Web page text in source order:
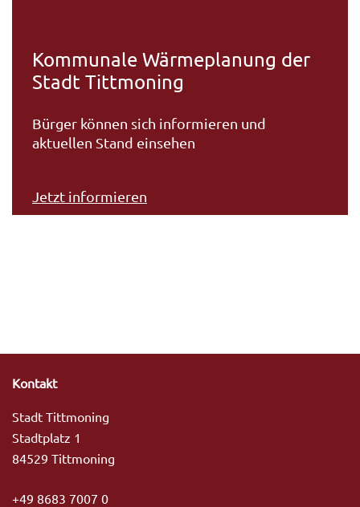
Kommunale Wärmeplanung der
Stadt Tittmoning
Bürger können sich informieren und
aktuellen Stand einsehen
Jetzt informieren
Kontakt
Stadt Tittmoning
Stadtplatz 1
84529 Tittmoning
+49 8683 7007 0